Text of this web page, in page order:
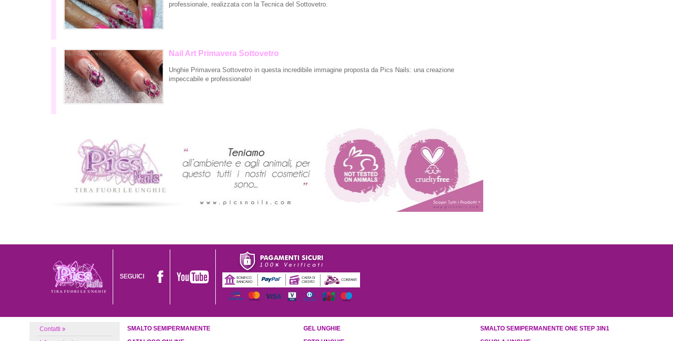
professionale, realizzata con la Tecnica del Sottovetro.
Nail Art Primavera Sottovetro
Unghie Primavera Sottovetro in questa incredibile immagine proposta da Pics Nails: una creazione
impeccabile e professionale!
SEGUICI
Contatti
SMALTO SEMIPERMANENTE GEL UNGHIE
SMALTO SEMIPERMANENTE ONE STEP 3IN1